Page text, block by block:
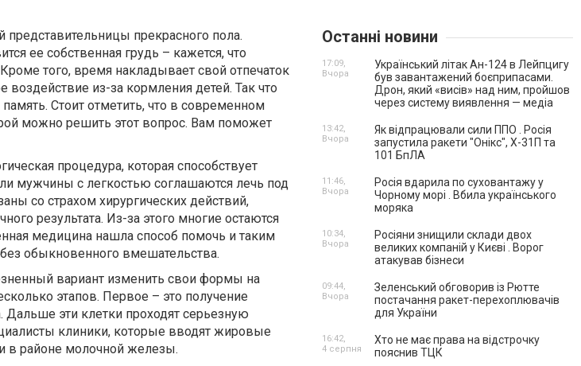
прекрасного пола.
ее собственная грудь – кажется, что
того, время накладывает свой отпечаток
из-за кормления детей. Так что
Стоит отметить, что в современном
можно решить этот вопрос. Вам поможет
процедура, которая способствует
мужчины с легкостью соглашаются лечь под
со страхом хирургических действий,
результата. Из-за этого многие остаются
медицина нашла способ помочь и таким
обыкновенного вмешательства.
вариант изменить свои формы на
этапов. Первое – это получение
эти клетки проходят серьезную
клиники, которые вводят жировые
в районе молочной железы.
Останні новини
Український літак Ан-124 в Лейпцигу
був завантажений боєприпасами.
Дрон, який «висів» над ним, пройшов
через систему виявлення — медіа
17:09,
Вчора
Як відпрацювали сили ППО . Росія
запустила ракети "Онікс", Х-31П та
101 БпЛА
13:42,
Вчора
Росія вдарила по суховантажу у
Чорному морі . Вбила українського
моряка
11:46,
Вчора
Росіяни знищили склади двох
великих компаній у Києві . Ворог
атакував бізнеси
10:34,
Вчора
Зеленський обговорив із Рютте
постачання ракет-перехоплювачів
для України
09:44,
Вчора
Хто не має права на відстрочку
пояснив ТЦК
16:42,
4 серпня